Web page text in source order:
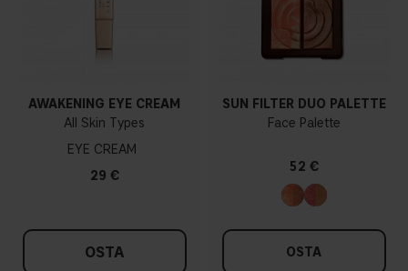
AWAKENING EYE CREAM
All Skin Types
EYE CREAM
29 €
OSTA
SUN FILTER DUO PALETTE
Face Palette
52 €
OSTA